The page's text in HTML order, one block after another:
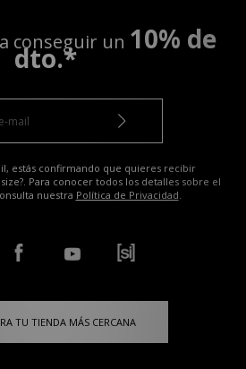
conseguir un 10% de
dto.*
estás confirmando que quieres recibir
Para conocer todos los detalles sobre el
nuestra Política de Privacidad.
TU TIENDA MÁS CERCANA